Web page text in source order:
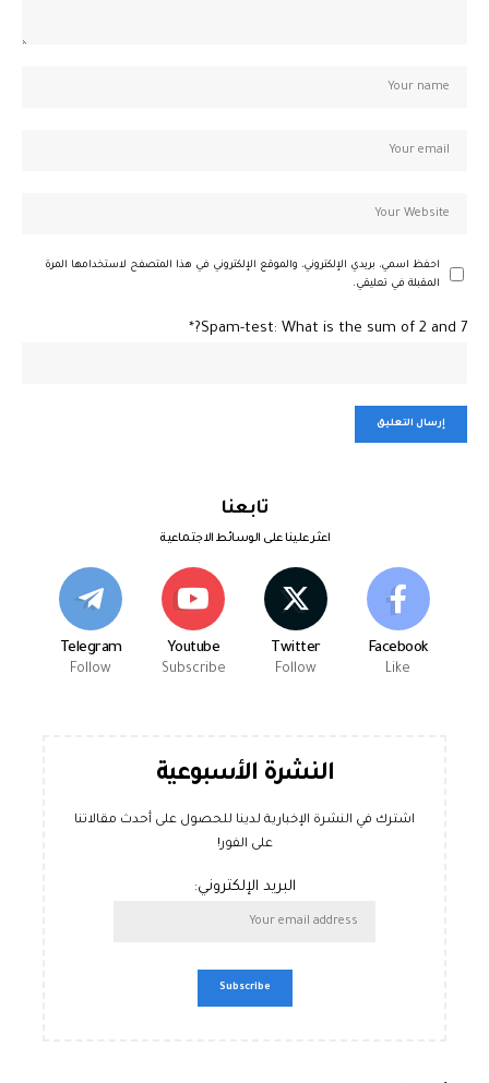
احفظ اسمي، بريدي الإلكتروني، والموقع الإلكتروني في هذا المتصفح لاستخدامها المرة
المقبلة في تعليقي.
Spam-test: What is the sum of 2 and 7?*
تابعنا
اعثر علينا على الوسائط الاجتماعية
Facebook
Like
Twitter
Follow
Youtube
Subscribe
Telegram
Follow
النشرة الأسبوعية
اشترك في النشرة الإخبارية لدينا للحصول على أحدث مقالاتنا
على الفور!
البريد الإلكتروني: